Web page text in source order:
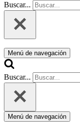
Buscar...
Menú de navegación
Buscar...
Menú de navegación